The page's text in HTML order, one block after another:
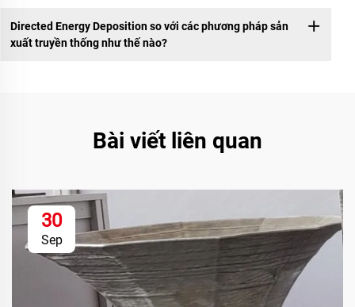
Directed Energy Deposition so với các phương pháp sản
xuất truyền thống như thế nào?
Bài viết liên quan
30
Sep